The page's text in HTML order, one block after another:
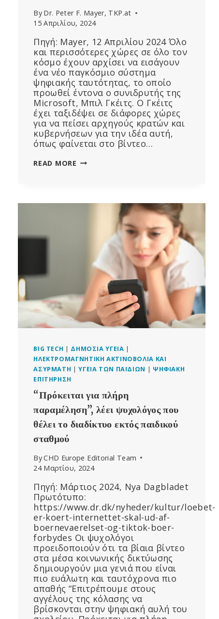
By Dr. Peter F. Mayer, TKP.at
15 Απριλίου, 2024
Πηγή: Mayer, 12 Απριλίου 2024 Όλο
και περισσότερες χώρες σε όλο τον
κόσμο έχουν αρχίσει να εισάγουν
ένα νέο παγκόσμιο σύστημα
ψηφιακής ταυτότητας, το οποίο
προωθεί έντονα ο συνιδρυτής της
Microsoft, Μπιλ Γκέιτς. Ο Γκέιτς
έχει ταξιδέψει σε διάφορες χώρες
για να πείσει αρχηγούς κρατών και
κυβερνήσεων για την ιδέα αυτή,
όπως φαίνεται στο βίντεο…
READ MORE ΑΥΞΑΝΌΜΕΝΗ
ΤΑΥΤΌΤΗΤΑΣ
ΈΛΕΓΧΟ
ΠΛΗΡΩΜΏΝ,
ΤΩΝ
ΔΕΔΟΜΈΝΩΝ
ΥΓΕΊΑΣ
ΚΑΙ
ΓΕΩΡΓΊΑΣ
BIG TECH | ΔΗΜΌΣΙΑ ΥΓΕΊΑ |
ΗΛΕΚΤΡΟΜΑΓΝΗΤΙΚΉ ΑΚΤΙΝΟΒΟΛΊΑ ΚΑΙ
ΑΣΎΡΜΑΤΗ |ΥΓΕΊΑ ΤΩΝ ΠΑΙΔΙΏΝ | ΨΗΦΙΑΚΉ
ΕΠΙΤΉΡΗΣΗ
“Πρόκειται για πλήρη
παραμέληση”, λέει ψυχολόγος που
θέλει το διαδίκτυο εκτός παιδικού
σταθμού
ByCHD Europe Editorial Team
24 Μαρτίου, 2024
Πηγή: Μάρτιος 2024, Nya Dagbladet
Πρωτότυπο:
https://www.dr.dk/nyheder/kultur/loebet-
er-koert-internettet-skal-ud-af-
boernevaerelset-og-tiktok-boer-
forbydes Οι ψυχολόγοι
προειδοποιούν ότι τα βίαια βίντεο
στα μέσα κοινωνικής δικτύωσης
δημιουργούν μια γενιά που είναι
πιο ευάλωτη και ταυτόχρονα πιο
απαθής “Επιτρέπουμε στους
αγγέλους της κόλασης να
βρίσκονται στην ψηφιακή αυλή του